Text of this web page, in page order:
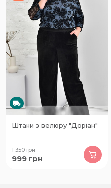
Штани з велюру "Доріан"
1 350грн
999 грн